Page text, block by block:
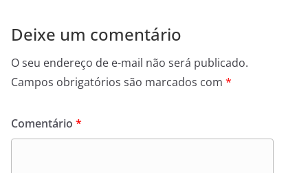
Deixe um comentário
O seu endereço de e-mail não será publicado.
Campos obrigatórios são marcados com *
Comentário *